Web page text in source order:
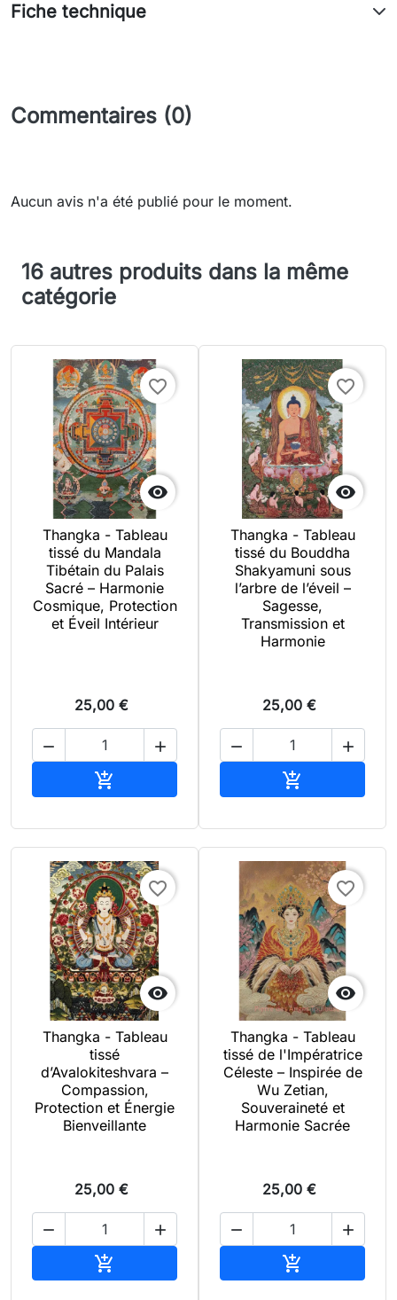
Fiche technique
Commentaires (0)
Aucun avis n'a été publié pour le moment.
16 autres produits dans la même
catégorie

favorite_border
Thangka - Tableau
tissé du Mandala
Tibétain du Palais
Sacré – Harmonie
Cosmique, Protection
et Éveil Intérieur
25,00 €
 


favorite_border
Thangka - Tableau
tissé du Bouddha
Shakyamuni sous
l’arbre de l’éveil –
Sagesse,
Transmission et
Harmonie
25,00 €
 


favorite_border
Thangka - Tableau
tissé
d’Avalokiteshvara –
Compassion,
Protection et Énergie
Bienveillante
25,00 €
 


favorite_border
Thangka - Tableau
tissé de l'Impératrice
Céleste – Inspirée de
Wu Zetian,
Souveraineté et
Harmonie Sacrée
25,00 €
 
